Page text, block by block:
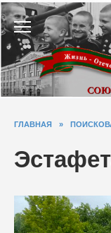
Перейти
к
содержанию
ГЛАВНАЯ »